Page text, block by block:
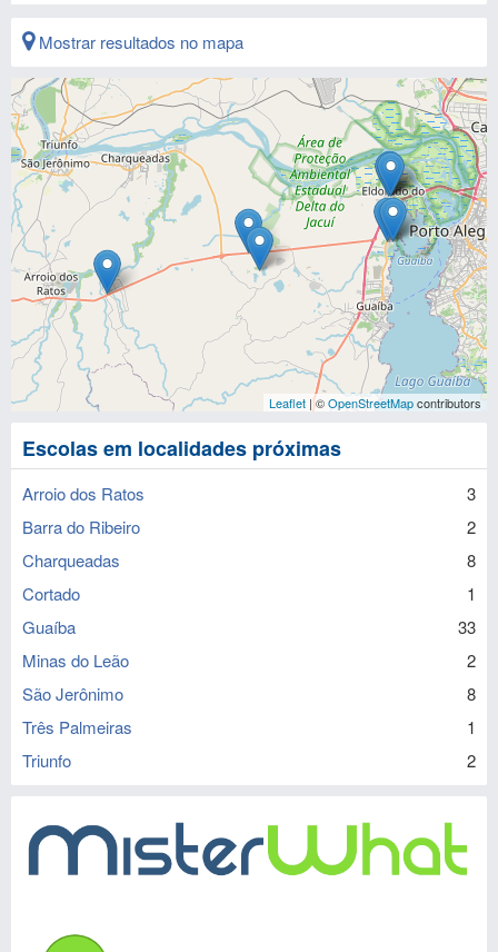
Mostrar resultados no mapa
Leaflet | ©OpenStreetMapcontributors
Escolas em localidades próximas
Arroio dos Ratos
3
Barra do Ribeiro
2
Charqueadas
8
Cortado
1
Guaíba
33
Minas do Leão
2
São Jerônimo
8
Três Palmeiras
1
Triunfo
2